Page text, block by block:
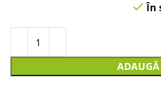
În